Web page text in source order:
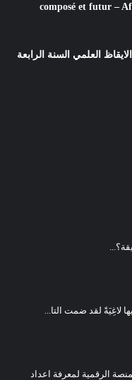
composé et futur –
العلمي السنة الرابعة
الرقمية لمعرفة اعداد